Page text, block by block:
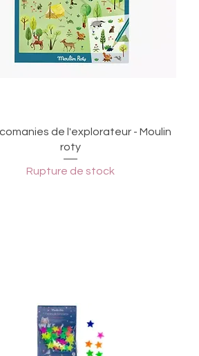
Aperçu rapide
de l'explorateur - Moulin
roty
Rupture de stock